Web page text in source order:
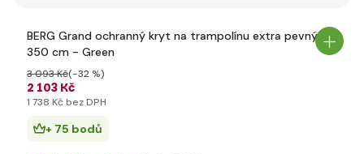
BERG Grand ochranný kryt na trampolínu extra pevný
350 cm - Green
2 103 Kč
3 093 Kč(-32 %)
1 738 Kč bez DPH
+ 75 bodů